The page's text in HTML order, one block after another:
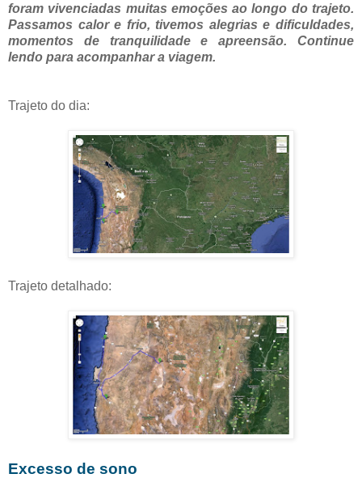
foram vivenciadas muitas emoções ao longo do trajeto.
Passamos calor e frio, tivemos alegrias e dificuldades,
momentos de tranquilidade e apreensão. Continue
lendo para acompanhar a viagem.
Trajeto do dia:
Trajeto detalhado:
Excesso de sono